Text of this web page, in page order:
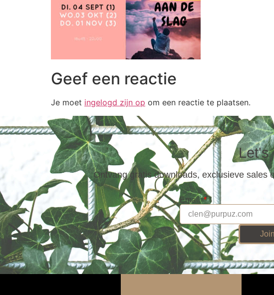
Geef een reactie
Je moet ingelogd zijn op om een reactie te plaatsen.
Let's
Ontvang gratis downloads, exclusieve sales
Email